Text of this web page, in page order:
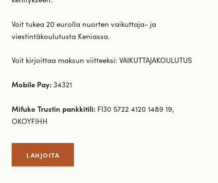
Voit tukea 20 eurolla nuorten vaikuttaja- ja
viestintäkoulutusta Keniassa.
Voit kirjoittaa maksun viitteeksi: VAIKUTTAJAKOULUTUS
Mobile Pay: 34321​
Mifuko Trustin pankkitili: FI30 5722 4120 1489 19,
OKOYFIHH
LAHJOITA